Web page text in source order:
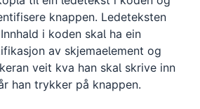
knappen. Ledeteksten
i koden skal ha ein
av skjemaelement og
veit kva han skal skrive inn
han trykker på knappen.